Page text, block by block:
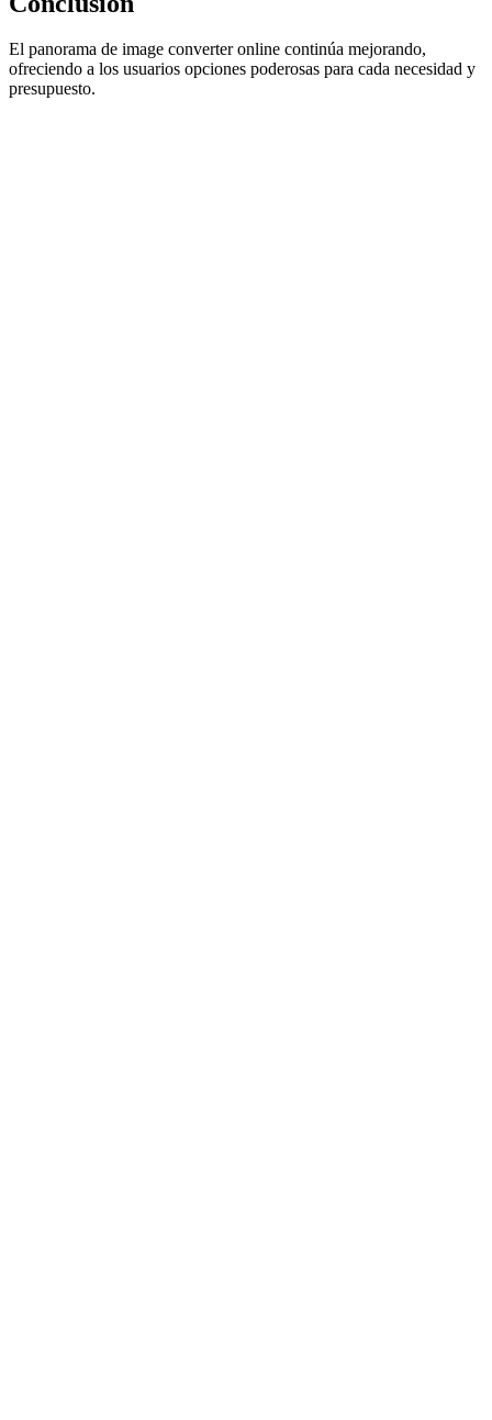
El panorama de image converter online continúa mejorando,
ofreciendo a los usuarios opciones poderosas para cada necesidad y
presupuesto.